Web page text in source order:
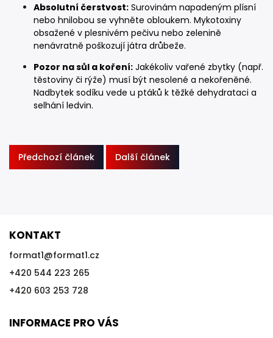
Absolutní čerstvost: Surovinám napadeným plísní
nebo hnilobou se vyhněte obloukem. Mykotoxiny
obsažené v plesnivém pečivu nebo zelenině
nenávratně poškozují játra drůbeže.
Pozor na sůl a koření: Jakékoliv vařené zbytky (např.
těstoviny či rýže) musí být nesolené a nekořeněné.
Nadbytek sodíku vede u ptáků k těžké dehydrataci a
selhání ledvin.
Předchozí článek Další článek
KONTAKT
format1@format1.cz
+420 544 223 265
+420 603 253 728
INFORMACE PRO VÁS